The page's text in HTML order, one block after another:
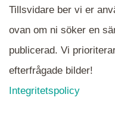
Tillsvidare ber vi er
ovan om ni söker en
publicerad. Vi
efterfrågade bilder!
Integritetspolicy